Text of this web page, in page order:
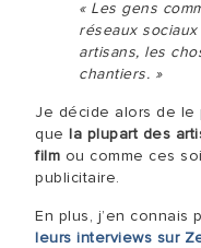
« Les gens
réseaux
artisans, les
chantiers. »
Je décide alors de le
que la plupart des
film ou comme ces
publicitaire.
En plus, j’en connais
leurs interviews sur